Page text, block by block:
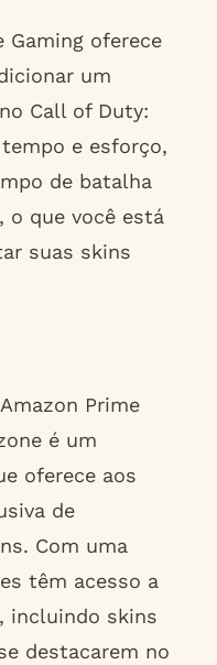
Gaming oferece
um
Call of Duty:
e esforço,
de batalha
o que você está
suas skins
Prime
é um
oferece aos
de
Com uma
têm acesso a
incluindo skins
destacarem no